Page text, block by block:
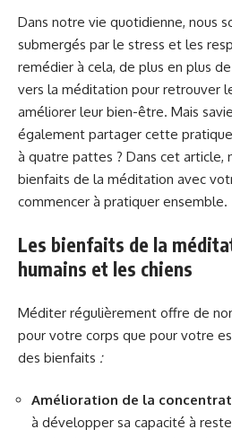
Dans notre vie quotidienne, nous
submergés par le stress et les
remédier à cela, de plus en plus
vers la méditation pour retrouver
améliorer leur bien-être. Mais
également partager cette
à quatre pattes ? Dans cet article,
bienfaits de la méditation avec
commencer à pratiquer ensemble.
Les bienfaits de la
humains et les chiens
Méditer régulièrement offre de
pour votre corps que pour votre
des bienfaits :
Amélioration de la
à développer sa capacité à